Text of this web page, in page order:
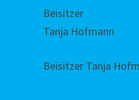
Beisitzer
Tanja Hofmann
Beisitzer Tanja